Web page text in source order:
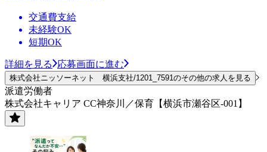
交通費支給
未経験OK
短期OK
詳細を見る 応募画面に進む
株式会社ニッソーネット 横浜支社/1201_7591のその他の求人を見る
派遣労働者
株式会社キャリア CC神奈川／保育【横浜市瀬谷区-001】